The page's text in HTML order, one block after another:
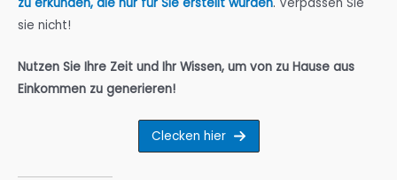
sie nicht!
Nutzen Sie Ihre Zeit und Ihr Wissen, um von zu Hause aus
Einkommen zu generieren!
Clecken hier